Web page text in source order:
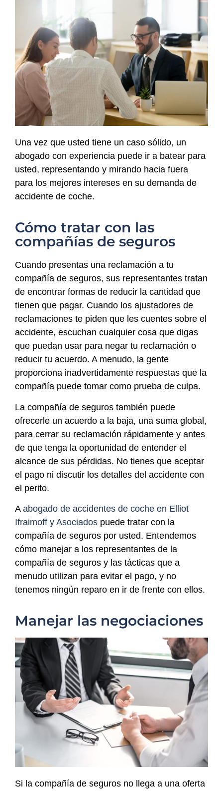
Una vez que usted tiene un caso sólido, un
abogado con experiencia puede ir a batear para
usted, representando y mirando hacia fuera
para los mejores intereses en su demanda de
accidente de coche.
Cómo tratar con las
compañías de seguros
Cuando presentas una reclamación a tu
compañía de seguros, sus representantes tratan
de encontrar formas de reducir la cantidad que
tienen que pagar. Cuando los ajustadores de
reclamaciones te piden que les cuentes sobre el
accidente, escuchan cualquier cosa que digas
que puedan usar para negar tu reclamación o
reducir tu acuerdo. A menudo, la gente
proporciona inadvertidamente respuestas que la
compañía puede tomar como prueba de culpa.
La compañía de seguros también puede
ofrecerle un acuerdo a la baja, una suma global,
para cerrar su reclamación rápidamente y antes
de que tenga la oportunidad de entender el
alcance de sus pérdidas. No tienes que aceptar
el pago ni discutir los detalles del accidente con
el perito.
A abogado de accidentes de coche en Elliot
Ifraimoff y Asociados puede tratar con la
compañía de seguros por usted. Entendemos
cómo manejar a los representantes de la
compañía de seguros y las tácticas que a
menudo utilizan para evitar el pago, y no
tenemos ningún reparo en ir de frente con ellos.
Manejar las negociaciones
Si la compañía de seguros no llega a una oferta